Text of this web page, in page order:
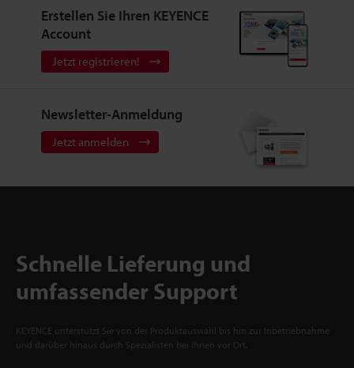
Erstellen Sie Ihren KEYENCE
Account
Jetzt registrieren!
Newsletter-Anmeldung
Jetzt anmelden
Schnelle Lieferung und
umfassender Support
KEYENCE unterstützt Sie von der Produktauswahl bis hin zur Inbetriebnahme
und darüber hinaus durch Spezialisten bei Ihnen vor Ort.